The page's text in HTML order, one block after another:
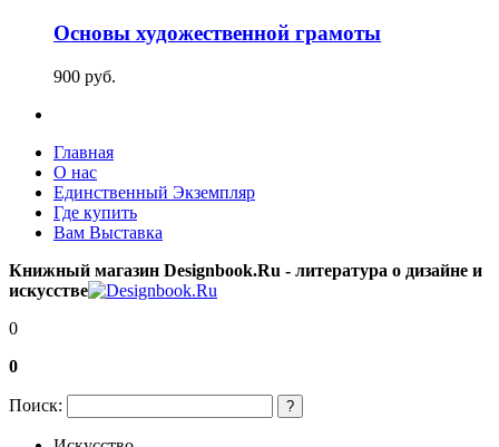
Основы художественной грамоты
900 pуб.
Главная
О нас
Единственный Экземпляр
Где купить
Вам Выставка
Книжный магазин Designbook.Ru - литература о дизайне и
искусстве
0
0
Поиск: ?